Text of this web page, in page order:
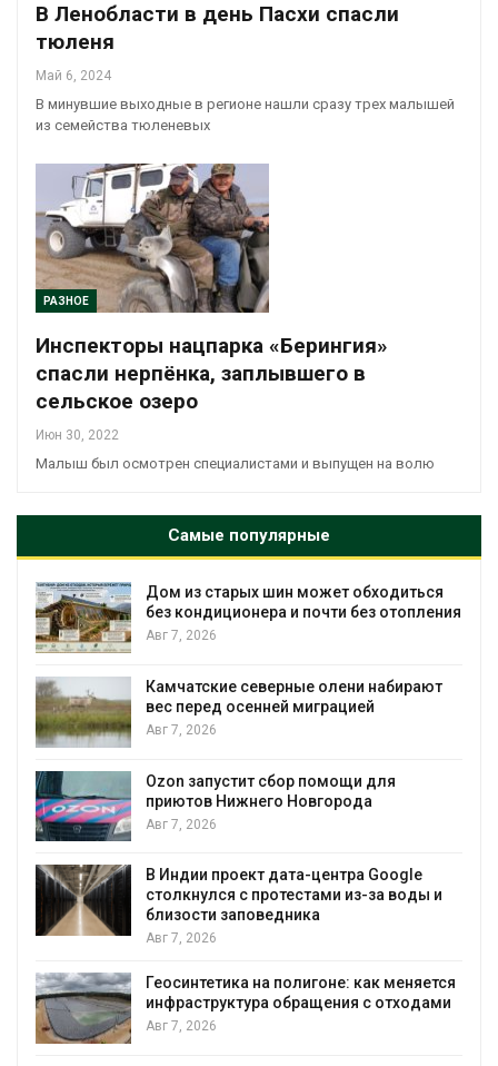
В Ленобласти в день Пасхи спасли
тюленя
Май 6, 2024
В минувшие выходные в регионе нашли сразу трех малышей
из семейства тюленевых
РАЗНОЕ
Инспекторы нацпарка «Берингия»
спасли нерпёнка, заплывшего в
сельское озеро
Июн 30, 2022
Малыш был осмотрен специалистами и выпущен на волю
Самые популярные
Дом из старых шин может обходиться
без кондиционера и почти без отопления
Авг 7, 2026
Камчатские северные олени набирают
вес перед осенней миграцией
Авг 7, 2026
Ozon запустит сбор помощи для
приютов Нижнего Новгорода
Авг 7, 2026
В Индии проект дата-центра Google
столкнулся с протестами из-за воды и
близости заповедника
Авг 7, 2026
Геосинтетика на полигоне: как меняется
инфраструктура обращения с отходами
Авг 7, 2026